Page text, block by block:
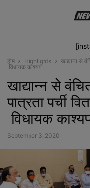
होम Highlights
खाद्यान्न से
विधायक काश्यप
खाद्यान्न से
पात्रता पर्ची
विधायक
September 3, 2020